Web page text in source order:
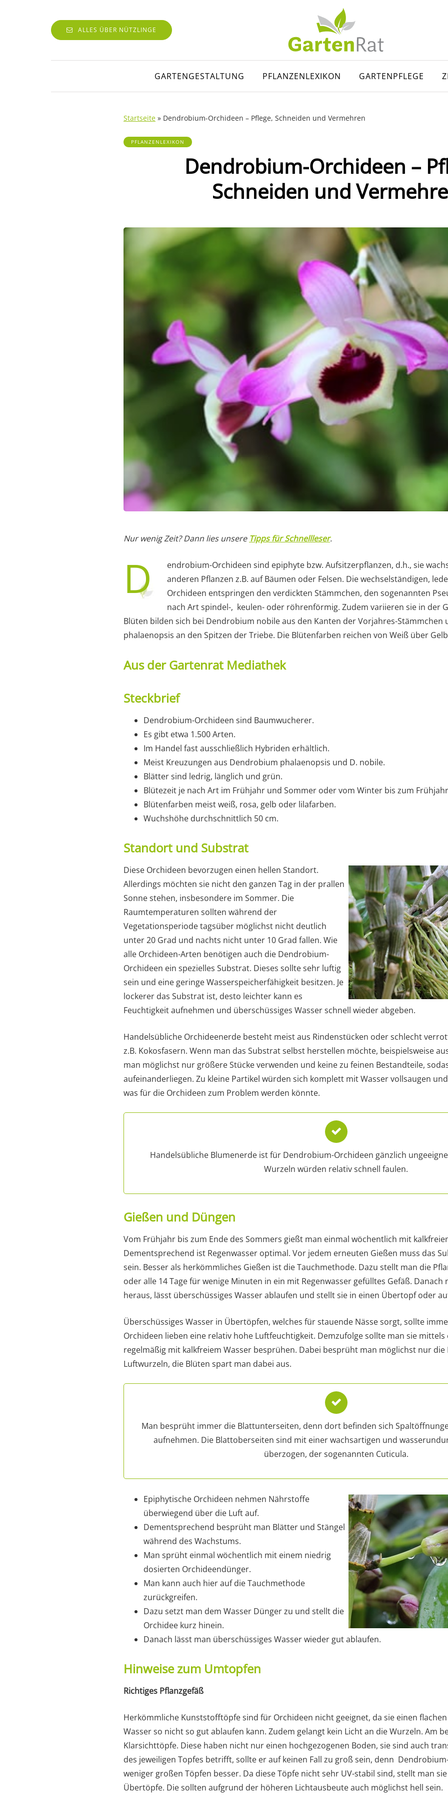
ALLES ÜBER NÜTZLINGE
GARTENGESTALTUNG PFLANZENLEXIKON GARTENPFLEGE
Startseite » Dendrobium-Orchideen – Pflege, Schneiden und Vermehren
PFLANZENLEXIKON
Dendrobium-Orchideen –
Schneiden und
Nur wenig Zeit? Dann lies unsere Tipps für Schnellleser.
D
endrobium-Orchideen sind epiphyte bzw. Aufsitzerpflanzen, d.h., sie
anderen Pflanzen z.B. auf Bäumen oder Felsen. Die wechselständigen,
Orchideen entspringen den verdickten Stämmchen, den sogenannten
nach Art spindel-, keulen- oder röhrenförmig. Zudem variieren sie in der
Blüten bilden sich bei Dendrobium nobile aus den Kanten der Vorjahres-
phalaenopsis an den Spitzen der Triebe. Die Blütenfarben reichen von Weiß über
Aus der Gartenrat Mediathek
Steckbrief
Dendrobium-Orchideen sind Baumwucherer.
Es gibt etwa 1.500 Arten.
Im Handel fast ausschließlich Hybriden erhältlich.
Meist Kreuzungen aus Dendrobium phalaenopsis und D. nobile.
Blätter sind ledrig, länglich und grün.
Blütezeit je nach Art im Frühjahr und Sommer oder vom Winter bis zum
Blütenfarben meist weiß, rosa, gelb oder lilafarben.
Wuchshöhe durchschnittlich 50 cm.
Standort und Substrat
Diese Orchideen bevorzugen einen hellen Standort.
Allerdings möchten sie nicht den ganzen Tag in der prallen
Sonne stehen, insbesondere im Sommer. Die
Raumtemperaturen sollten während der
Vegetationsperiode tagsüber möglichst nicht deutlich
unter 20 Grad und nachts nicht unter 10 Grad fallen. Wie
alle Orchideen-Arten benötigen auch die Dendrobium-
Orchideen ein spezielles Substrat. Dieses sollte sehr luftig
sein und eine geringe Wasserspeicherfähigkeit besitzen. Je
lockerer das Substrat ist, desto leichter kann es
Feuchtigkeit aufnehmen und überschüssiges Wasser schnell wieder abgeben.
Handelsübliche Orchideenerde besteht meist aus Rindenstücken oder schlecht
z.B. Kokosfasern. Wenn man das Substrat selbst herstellen möchte, beispielsweise
man möglichst nur größere Stücke verwenden und keine zu feinen Bestandteile,
aufeinanderliegen. Zu kleine Partikel würden sich komplett mit Wasser vollsaugen
was für die Orchideen zum Problem werden könnte.
Handelsübliche Blumenerde ist für Dendrobium-Orchideen gänzlich
Wurzeln würden relativ schnell faulen.
Gießen und Düngen
Vom Frühjahr bis zum Ende des Sommers gießt man einmal wöchentlich mit
Dementsprechend ist Regenwasser optimal. Vor jedem erneuten Gießen muss das
sein. Besser als herkömmliches Gießen ist die Tauchmethode. Dazu stellt man die
oder alle 14 Tage für wenige Minuten in ein mit Regenwasser gefülltes Gefäß.
heraus, lässt überschüssiges Wasser ablaufen und stellt sie in einen Übertopf oder
Überschüssiges Wasser in Übertöpfen, welches für stauende Nässe sorgt, sollte
Orchideen lieben eine relativ hohe Luftfeuchtigkeit. Demzufolge sollte man sie
regelmäßig mit kalkfreiem Wasser besprühen. Dabei besprüht man möglichst nur
Luftwurzeln, die Blüten spart man dabei aus.
Man besprüht immer die Blattunterseiten, denn dort befinden sich
aufnehmen. Die Blattoberseiten sind mit einer wachsartigen und
überzogen, der sogenannten Cuticula.
Epiphytische Orchideen nehmen Nährstoffe
überwiegend über die Luft auf.
Dementsprechend besprüht man Blätter und Stängel
während des Wachstums.
Man sprüht einmal wöchentlich mit einem niedrig
dosierten Orchideendünger.
Man kann auch hier auf die Tauchmethode
zurückgreifen.
Dazu setzt man dem Wasser Dünger zu und stellt die
Orchidee kurz hinein.
Danach lässt man überschüssiges Wasser wieder gut ablaufen.
Hinweise zum Umtopfen
Richtiges Pflanzgefäß
Herkömmliche Kunststofftöpfe sind für Orchideen nicht geeignet, da sie einen
Wasser so nicht so gut ablaufen kann. Zudem gelangt kein Licht an die Wurzeln. Am
Klarsichttöpfe. Diese haben nicht nur einen hochgezogenen Boden, sie sind auch
des jeweiligen Topfes betrifft, sollte er auf keinen Fall zu groß sein, denn
weniger großen Töpfen besser. Da diese Töpfe nicht sehr UV-stabil sind, stellt man
Übertöpfe. Die sollten aufgrund der höheren Lichtausbeute auch möglichst hell sein.